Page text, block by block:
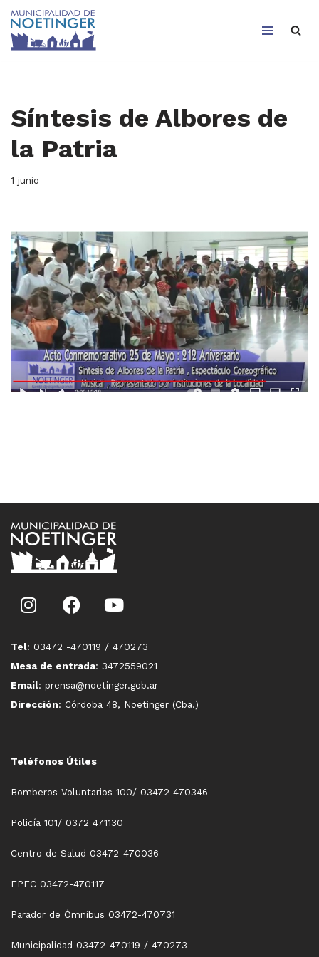
Saltar
Síntesis de Albores de
la Patria
1 junio
Tel: 03472 -470119 / 470273
Mesa de entrada: 3472559021
Email: prensa@noetinger.gob.ar
Dirección: Córdoba 48, Noetinger (Cba.)
Teléfonos Útiles
Bomberos Voluntarios 100/ 03472 470346
Policía 101/ 0372 471130
Centro de Salud 03472-470036
EPEC 03472-470117
Parador de Ómnibus 03472-470731
Municipalidad 03472-470119 / 470273